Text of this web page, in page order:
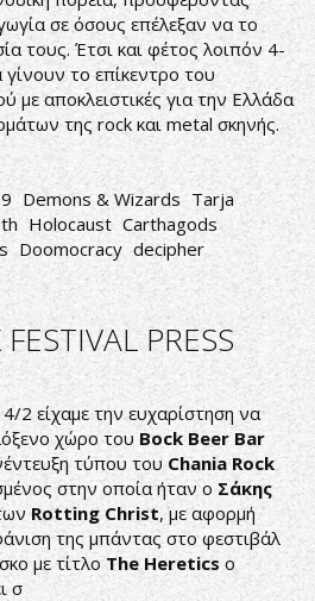
σε όσους επέλεξαν να το
τους. Έτσι και φέτος λοιπόν 4-
το επίκεντρο του
με αποκλειστικές για την Ελλάδα
της rock και metal σκηνής.
Demons & Wizards Tarja
Holocaust Carthagods
Doomocracy decipher
PRESS
2 είχαμε την ευχαρίστηση να
χώρο τουBock Beer Bar
τύπου του Chania Rock
στην οποία ήταν ο Σάκης
Rotting Christ, με αφορμή
της μπάντας στο φεστιβάλ
με τίτλοThe Heretics ο
σ